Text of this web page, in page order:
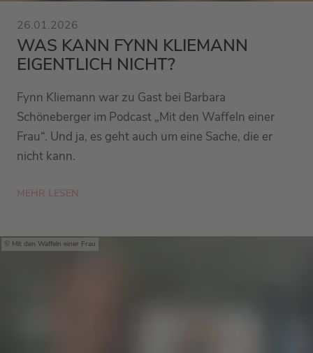
26.01.2026
WAS KANN FYNN KLIEMANN
EIGENTLICH NICHT?
Fynn Kliemann war zu Gast bei Barbara
Schöneberger im Podcast „Mit den Waffeln einer
Frau“. Und ja, es geht auch um eine Sache, die er
nicht kann.
MEHR LESEN
Mit den Waffeln einer Frau